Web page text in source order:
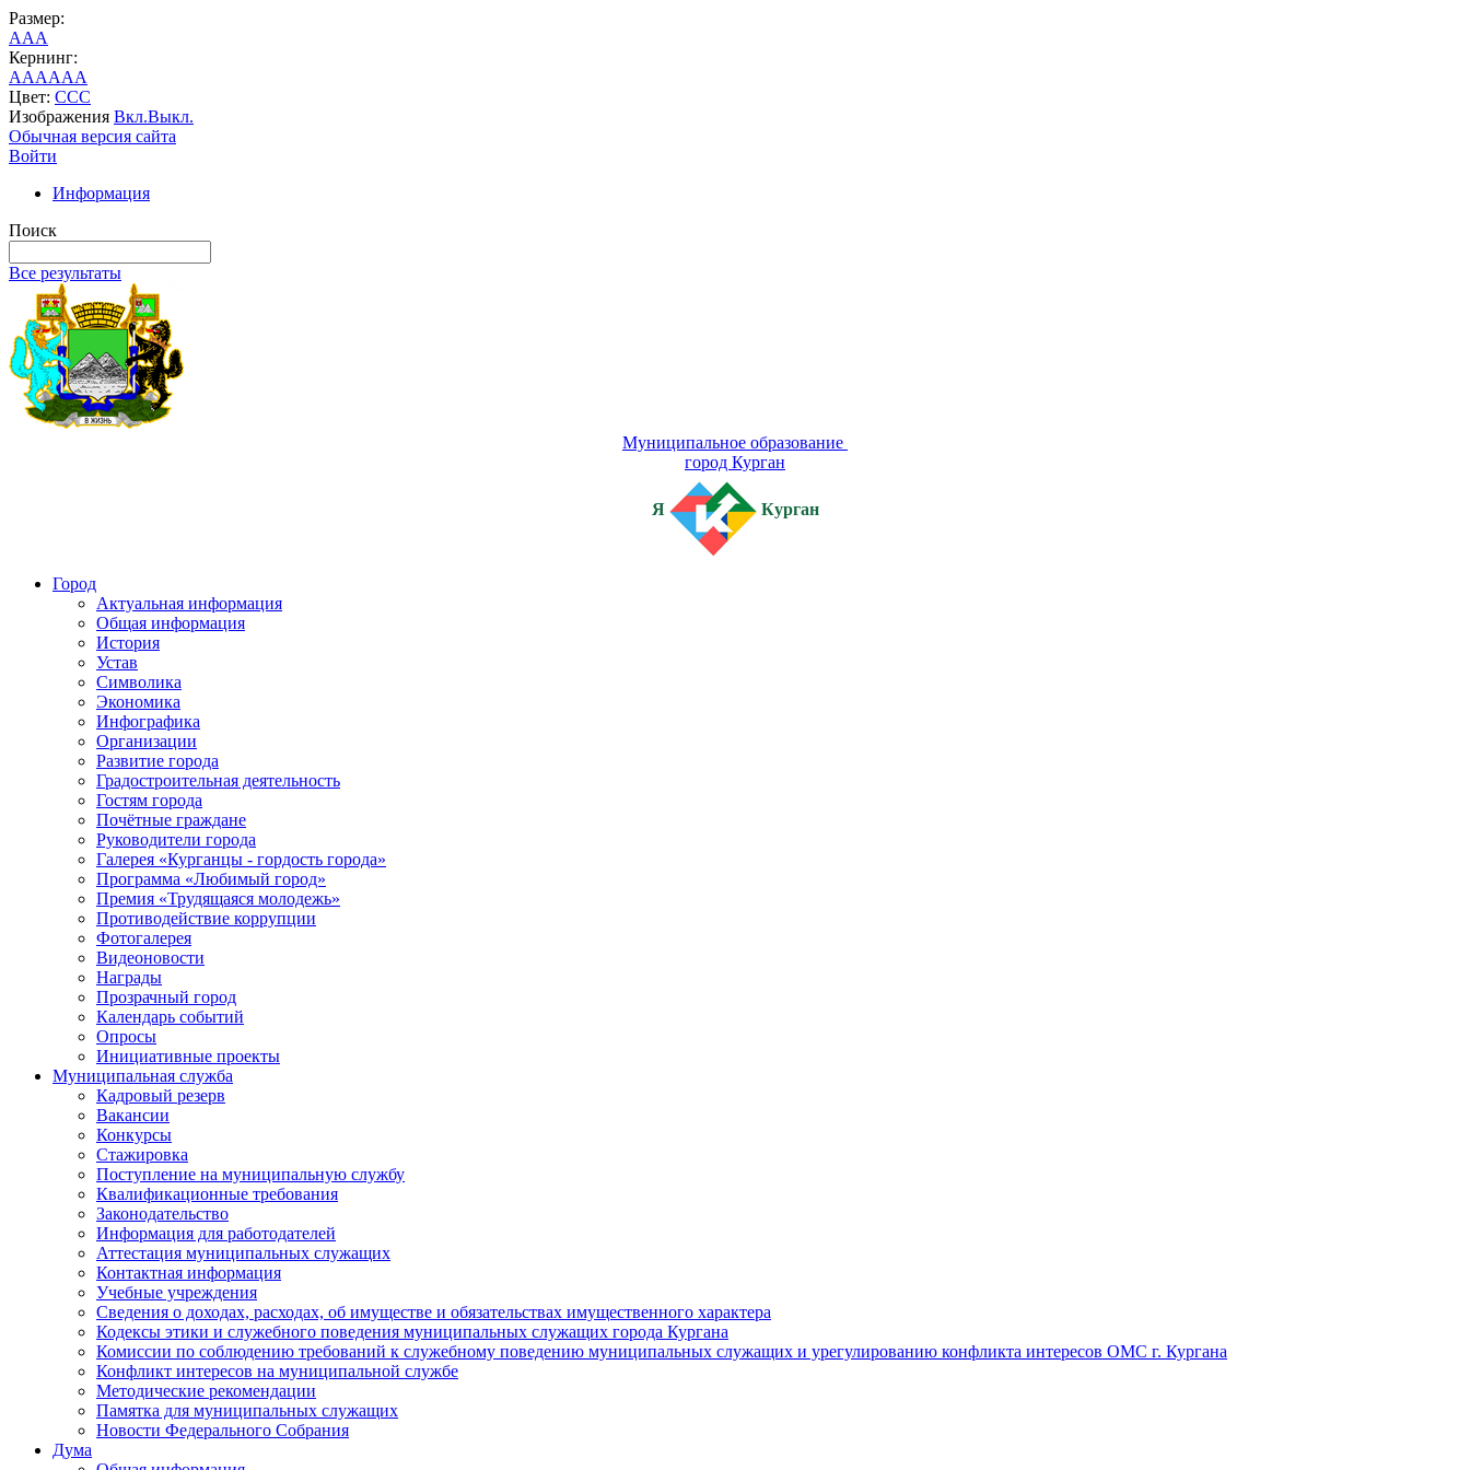
Размер:
AAA
Кернинг:
AAAAAA
Цвет: CCC
Изображения Вкл.Выкл.
Обычная версия сайта
Войти
Информация
Поиск
Все результаты
Муниципальное образование
город Курган
Я Курган
Город
Актуальная информация
Общая информация
История
Устав
Символика
Экономика
Инфографика
Организации
Развитие города
Градостроительная деятельность
Гостям города
Почётные граждане
Руководители города
Галерея «Курганцы - гордость города»
Программа «Любимый город»
Премия «Трудящаяся молодежь»
Противодействие коррупции
Фотогалерея
Видеоновости
Награды
Прозрачный город
Календарь событий
Опросы
Инициативные проекты
Муниципальная служба
Кадровый резерв
Вакансии
Конкурсы
Стажировка
Поступление на муниципальную службу
Квалификационные требования
Законодательство
Информация для работодателей
Аттестация муниципальных служащих
Контактная информация
Учебные учреждения
Сведения о доходах, расходах, об имуществе и обязательствах имущественного характера
Кодексы этики и служебного поведения муниципальных служащих города Кургана
Комиссии по соблюдению требований к служебному поведению муниципальных служащих и урегулированию конфликта интересов ОМС г. Кургана
Конфликт интересов на муниципальной службе
Методические рекомендации
Памятка для муниципальных служащих
Новости Федерального Cобрания
Дума